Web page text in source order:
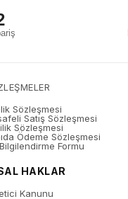
Sözleşmesi
Satış Sözleşmesi
Sözleşmesi
Ödeme Sözleşmesi
Formu
HAKLAR
Kanunu